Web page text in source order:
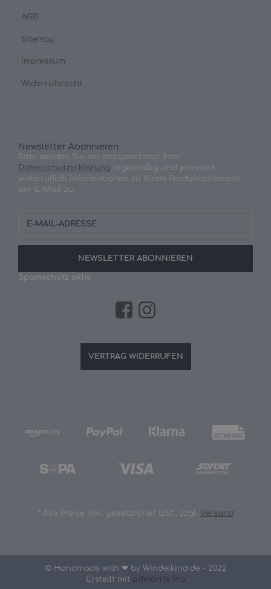
AGB
Sitemap
Impressum
Widerrufsrecht
Newsletter Abonnieren
Bitte senden Sie mir entsprechend Ihrer
Datenschutzerklärung regelmäßig und jederzeit
widerruflich Informationen zu Ihrem Produktsortiment
per E-Mail zu.
Mail-
NEWSLETTER ABONNIEREN
Spamschutz aktiv
VERTRAG WIDERRUFEN
* Alle Preise inkl. gesetzlicher USt., zzgl. Versand
© Handmade with ❤ by Windelkind.de - 2022
Erstellt mit admorris Pro